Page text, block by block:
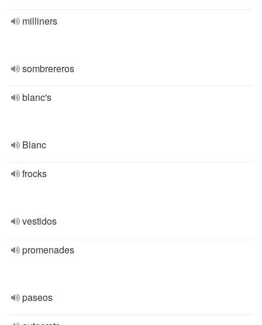
milliners
sombrereros
blanc's
Blanc
frocks
vestidos
promenades
paseos